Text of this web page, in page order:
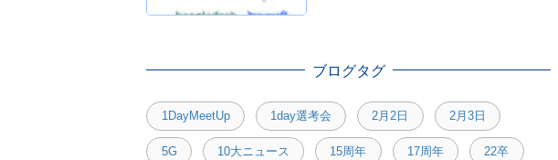
ブログタグ
1DayMeetUp 1day選考会 2月2日 2月3日
5G 10大ニュース 15周年 17周年 22卒